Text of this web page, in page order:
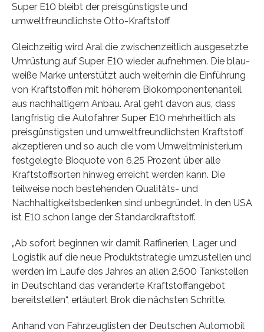
Super E10 bleibt der preisgünstigste und
umweltfreundlichste Otto-Kraftstoff
Gleichzeitig wird Aral die zwischenzeitlich ausgesetzte
Umrüstung auf Super E10 wieder aufnehmen. Die blau-
weiße Marke unterstützt auch weiterhin die Einführung
von Kraftstoffen mit höherem Biokomponentenanteil
aus nachhaltigem Anbau. Aral geht davon aus, dass
langfristig die Autofahrer Super E10 mehrheitlich als
preisgünstigsten und umweltfreundlichsten Kraftstoff
akzeptieren und so auch die vom Umweltministerium
festgelegte Bioquote von 6,25 Prozent über alle
Kraftstoffsorten hinweg erreicht werden kann. Die
teilweise noch bestehenden Qualitäts- und
Nachhaltigkeitsbedenken sind unbegründet. In den USA
ist E10 schon lange der Standardkraftstoff.
„Ab sofort beginnen wir damit Raffinerien, Lager und
Logistik auf die neue Produktstrategie umzustellen und
werden im Laufe des Jahres an allen 2.500 Tankstellen
in Deutschland das veränderte Kraftstoffangebot
bereitstellen“, erläutert Brok die nächsten Schritte.
Anhand von Fahrzeuglisten der Deutschen Automobil